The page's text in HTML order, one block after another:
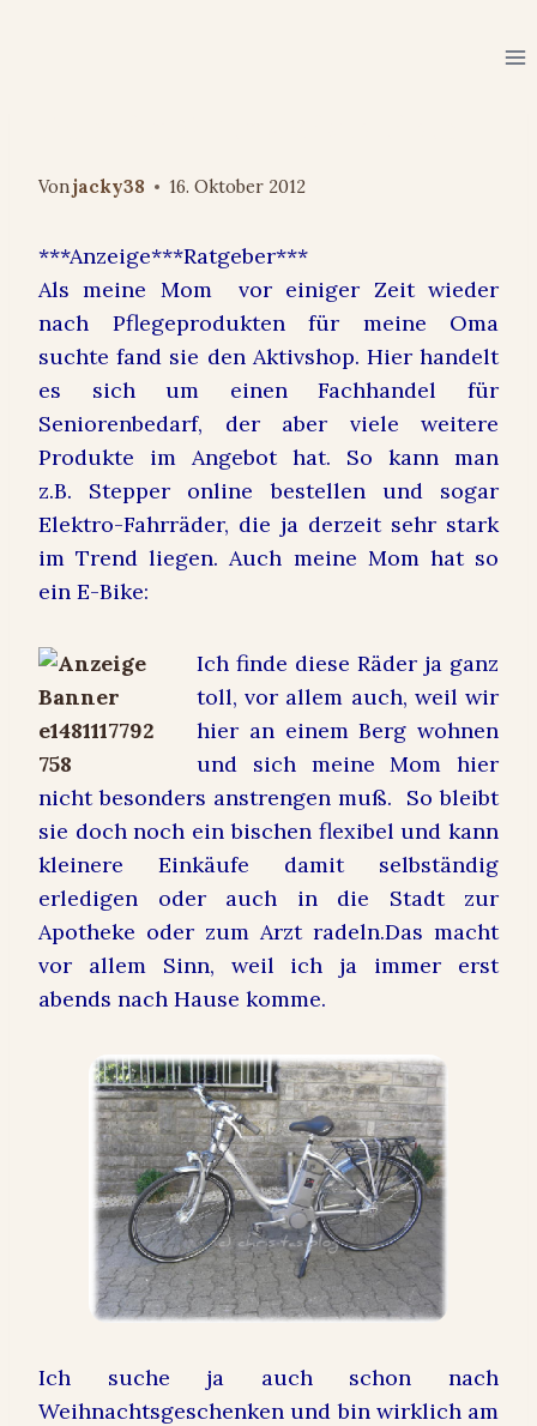
Vonjacky38 16. Oktober 2012
***Anzeige***Ratgeber***
Als meine Mom vor einiger Zeit wieder
nach Pflegeprodukten für meine Oma
suchte fand sie den Aktivshop. Hier handelt
es sich um einen Fachhandel für
Seniorenbedarf, der aber viele weitere
Produkte im Angebot hat. So kann man
z.B. Stepper online bestellen
und sogar
Elektro-Fahrräder, die ja derzeit sehr stark
im Trend liegen. Auch meine Mom hat so
ein E-Bike:
Ich finde diese Räder ja ganz
toll, vor allem auch, weil wir
hier an einem Berg wohnen
und sich meine Mom hier
nicht besonders anstrengen muß. So bleibt
sie doch noch ein bischen flexibel und kann
kleinere Einkäufe damit selbständig
erledigen oder auch in die Stadt zur
Apotheke oder zum Arzt radeln.Das macht
vor allem Sinn, weil ich ja immer erst
abends nach Hause komme.
Ich suche ja auch schon nach
Weihnachtsgeschenken und bin wirklich am